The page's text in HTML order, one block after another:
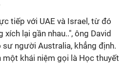
tiếp với UAE và Israel, từ đó
lại gần nhau..", ông David
người Australia, khẳng định.
khái niệm gọi là Học thuyết